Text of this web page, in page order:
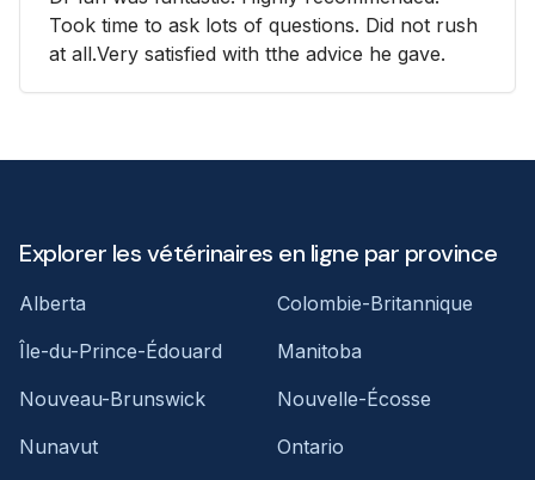
Took time to ask lots of questions. Did not rush
at all.Very satisfied with tthe advice he gave.
Explorer les vétérinaires en ligne par province
Alberta
Colombie-Britannique
Île-du-Prince-Édouard
Manitoba
Nouveau-Brunswick
Nouvelle-Écosse
Nunavut
Ontario